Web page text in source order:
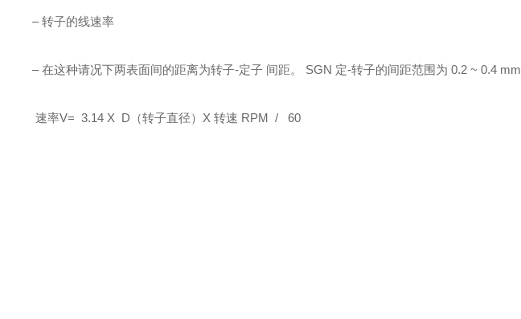
– 转子的线速率
– 在这种请况下两表面间的距离为转子-定子 间距。 SGN 定-转子的间距范围为 0.2 ~ 0.4 mm
速率V= 3.14 X D（转子直径）X 转速 RPM / 60